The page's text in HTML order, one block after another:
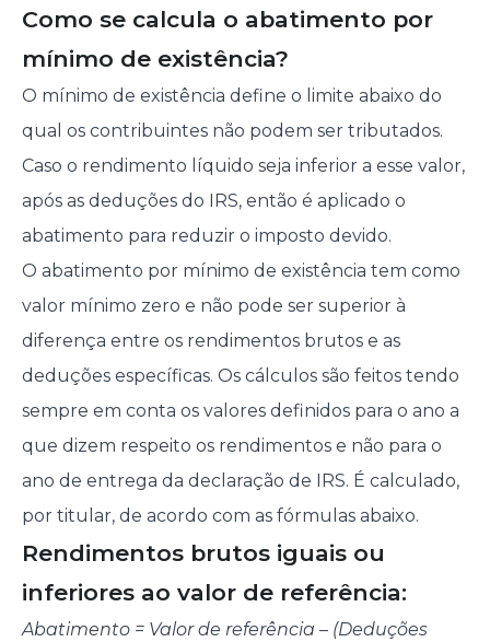
Como se calcula o abatimento por
mínimo de existência?
O mínimo de existência define o limite abaixo do
qual os contribuintes não podem ser tributados.
Caso o rendimento líquido seja inferior a esse valor,
após as deduções do IRS, então é aplicado o
abatimento para reduzir o imposto devido.
O abatimento por mínimo de existência tem como
valor mínimo zero e não pode ser superior à
diferença entre os rendimentos brutos e as
deduções específicas. Os cálculos são feitos tendo
sempre em conta os valores definidos para o ano a
que dizem respeito os rendimentos e não para o
ano de entrega da declaração de IRS. É calculado,
por titular, de acordo com as fórmulas abaixo.
Rendimentos brutos iguais ou
inferiores ao valor de referência:
Abatimento = Valor de referência – (Deduções